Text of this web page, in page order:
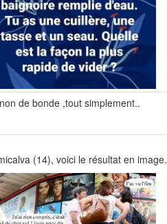
de bonde ,tout simplement..
(14), voici le résultat en image.